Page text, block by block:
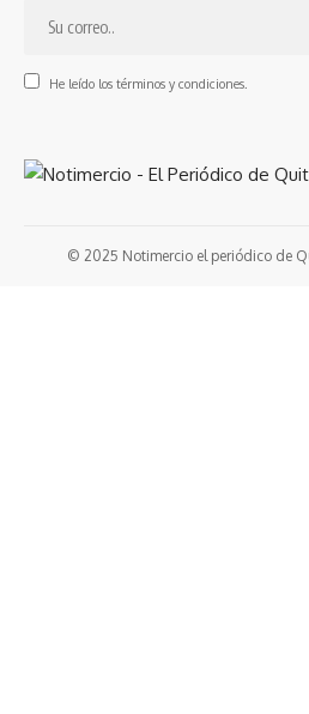
He leído los términos y condiciones.
© 2025 Notimercio el periódico de